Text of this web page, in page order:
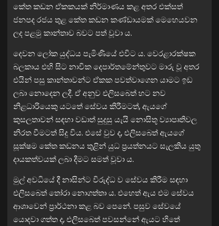
කේත කඩන ඒකකයක් නිර්මාණය කළ අතර එක්සත්
ජනපද රජය තුළ කේත කඩන කණ්ඩායමක් මෙහෙයවන
ලද පළමු කාන්තාව බවට පත් වූවා ය.
දෙවන ලෝක යුද්ධය පැමිණියේ එවිට ය. වෙරළාරක්ෂක
බලකාය එහි සිට නාවික දෙපාර්තමේන්තුවට මාරු වූ අතර
එයින් පසු කාන්තාවන්ට ඒකක පවත්වාගෙන යාමට ඉඩ
ලබා නොදෙන ලදී. ඒ අනුව එලිසබෙත් හට නව
නිළධාරියෙකු යටතේ සේවය කිරීමටත්, ඇයගේ
කුසලතාවන් සඳහා වඩාත් සුදුසු යැයි නොසිතූ ව්‍යාපෘතිවල
නිරත වීමටත් සිදු විය. එසේ වුව ද, එලිසබෙත් ඇයගේ
සූක්ෂම කේත කඩනය තුළින් යුධ ප්‍රයත්නයට සැලකිය යුතු
දායකත්වයක් ලබා දීමට සමත් වූවා ය.
මුල් අවධියේ දී නාසින්ට විරුද්ධ ව සේවය කිරීම සඳහා
එලිසබෙත් තෝරා නොගත්තා ය. එහෙත් ඇය එම සේවය
ආශාවෙන් ප්‍රාර්ථනා කළ බව පෙනේ. පසුව සේවයේ
යොදවා ගත්ත ද, එලිසබෙත් පවසන්නේ ඇයට හිතේ